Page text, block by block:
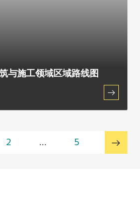
与施工领域区域路线图
2 … 5